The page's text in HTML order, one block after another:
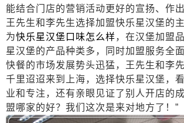
能结合门店的营销活动更好的宣扬、作
王先生和李先生选择加盟快乐星汉堡的
为快乐星汉堡口味怎么样，在汉堡加盟
星汉堡的产品种类多，同时加盟服务全
快餐的市场发展势头迅猛，王先生和李先
千里迢迢来到上海，选择快乐星汉堡，
业和专注，还有亲眼见证了别人开店的
盟哪家的好？我们这次是来对地方了！”